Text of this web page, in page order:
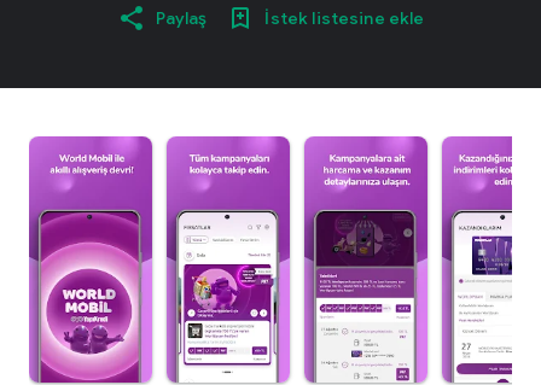
Paylaş İstek listesine ekle